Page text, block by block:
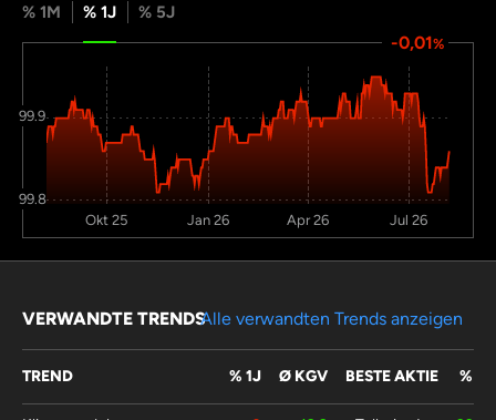
% 1M % 1J % 5J
-0,01%
99.8
99.9
Okt 25 Jan 26 Apr 26 Jul 26
VERWANDTE TRENDS
TREND % 1J Ø KGV BESTE AKTIE % 1J
Alle verwandten Trends anzeigen